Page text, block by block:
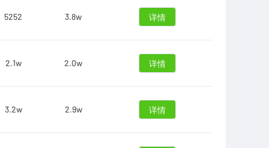
5252 3.8w 详情
2.1w 2.0w 详情
3.2w 2.9w 详情